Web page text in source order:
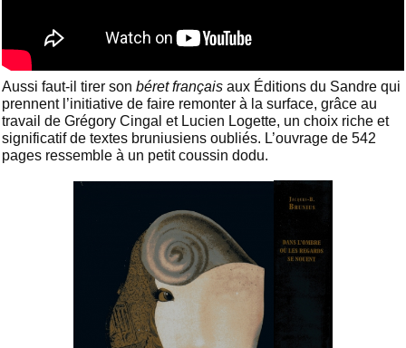
Aussi faut-il tirer son béret français aux Éditions du Sandre qui
prennent l’initiative de faire remonter à la surface, grâce au
travail de Grégory Cingal et Lucien Logette, un choix riche et
significatif de textes bruniusiens oubliés. L’ouvrage de 542
pages ressemble à un petit coussin dodu.